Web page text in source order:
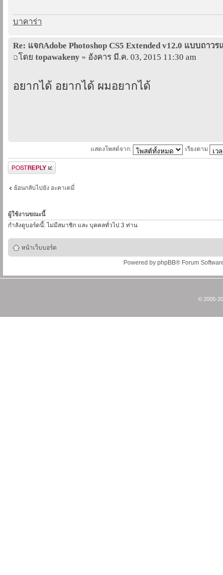
บาคาร่า
Re: แจกAdobe Photoshop CS5 Extended v12.0 แบบถาว
โดย topawakeny » อังคาร มี.ค. 03, 2015 11:30 am
อยากได้ อยากได้ ผมอยากได้
แสดงโพสต์จาก: เรียงตาม
ตอบกระทู้
ย้อนกลับไปยัง อะคาเดมี่
ผู้ใช้งานขณะนี้
กำลังดูบอร์ดนี้: ไม่มีสมาชิก และ บุคคลทั่วไป 3 ท่าน
หน้าเว็บบอร์ด
Powered by phpBB® Forum
© 2005-